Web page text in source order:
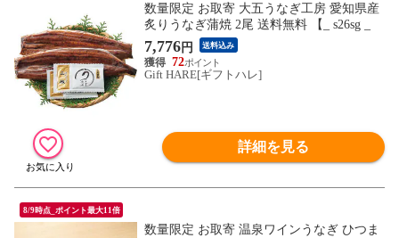
数量限定 お取寄 大五うなぎ工房 愛知県産
炙りうなぎ蒲焼 2尾 送料無料 【_ s26sg _
7,776円 送料込み
72
Gift HARE[ギフトハレ]
詳細を見る
8/9時点_ポイント最大11倍
数量限定 お取寄 温泉ワインうなぎ ひつま